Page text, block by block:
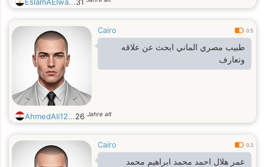
Cairo 0.5
طبيب مصري الماني ابحث عن علاقه
وتعارف
AhmedAli12...26 Jahre alt
Cairo 0.3
عمر هلال احمد محمد ابراهيم محمد